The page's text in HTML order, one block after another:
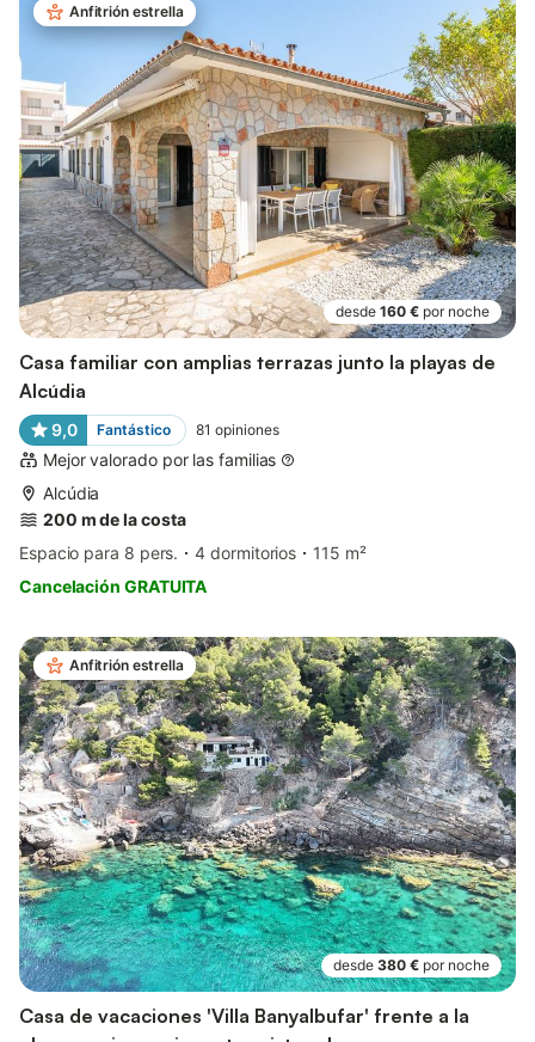
Anfitrión estrella
desde 160 € por noche
Casa familiar con amplias terrazas junto la playas de
Alcúdia
9,0 Fantástico 81 opiniones
Mejor valorado por las familias
Alcúdia
200 m de la costa
Espacio para 8 pers.
4 dormitorios
115 m²
Cancelación GRATUITA
Anfitrión estrella
desde 380 € por noche
Casa de vacaciones 'Villa Banyalbufar' frente a la